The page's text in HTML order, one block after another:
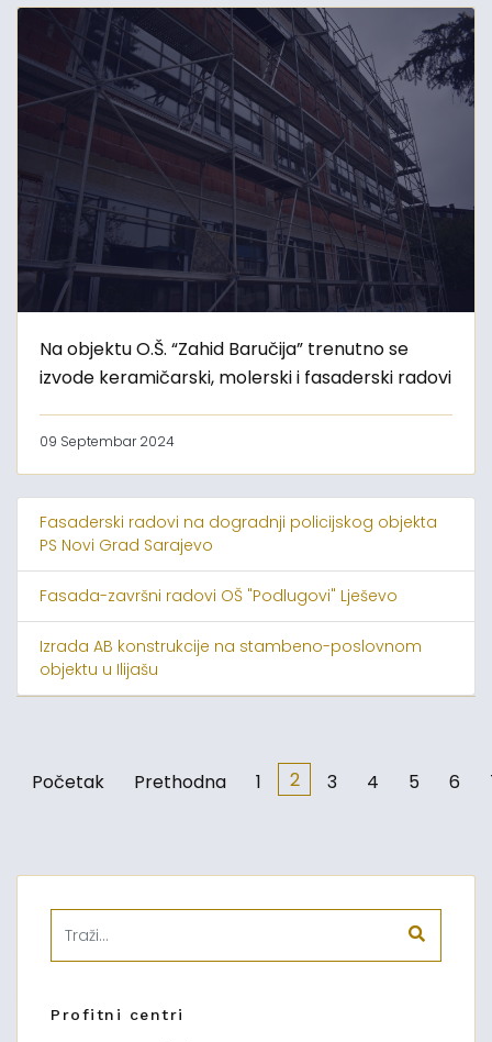
Na objektu O.Š. “Zahid Baručija” trenutno se
izvode keramičarski, molerski i fasaderski radovi
09 Septembar 2024
Fasaderski radovi na dogradnji policijskog objekta
PS Novi Grad Sarajevo
Fasada-završni radovi OŠ "Podlugovi" Lješevo
Izrada AB konstrukcije na stambeno-poslovnom
objektu u Ilijašu
Početak Prethodna 1 2 3 4 5 6
Profitni centri